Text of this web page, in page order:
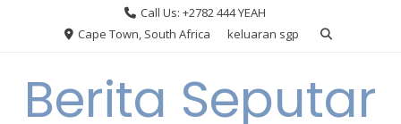
Call Us: +2782 444 YEAH
Cape Town, South Africa
keluaran sgp
Berita Seputar